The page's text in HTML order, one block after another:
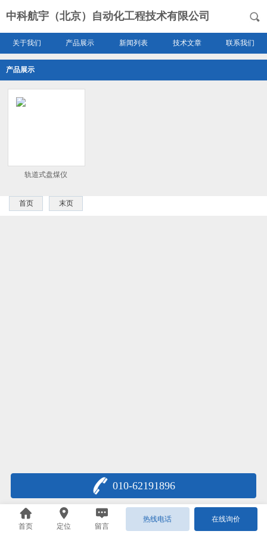
中科航宇（北京）自动化工程技术有限公司
关于我们 产品展示 新闻列表 技术文章 联系我们
产品展示
轨道式盘煤仪
首页 末页
010-62191896
首页 定位 留言
热线电话 在线询价